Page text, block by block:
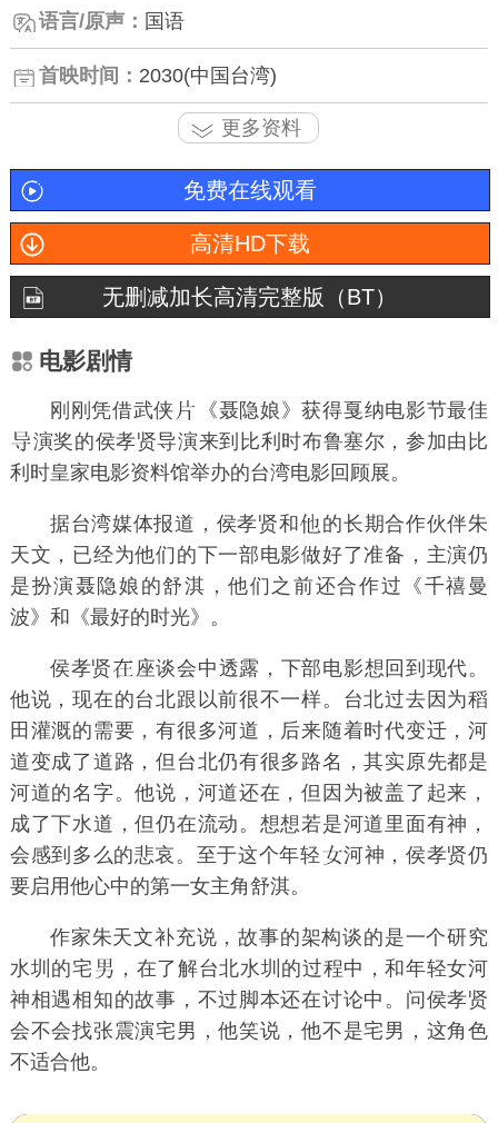
语言/原声： 国语
首映时间： 2030(中国台湾)
更多资料
免费在线观看
高清HD下载
无删减加长高清完整版（BT）
电影剧情
刚刚凭借武侠
《聂隐娘》获得戛纳电影节最佳
演奖的侯孝贤导演来到比利时布鲁塞尔，参加由比
利时皇家电影资料馆举办的台湾电影回顾展。
据台湾媒体报道，侯孝贤和
的长期合作伙伴朱
天文，已经为他们的下一部电影做好了准备，主演仍
是扮演聂隐娘的舒淇，他们之前还合作过《千禧曼
波》和《最好的时光》。
侯孝贤
座谈会中透露，下部电影想回到现代。
他说，现在的台北跟以前很不一样。台北过去因为稻
田灌溉的需要，有很多河道，后来随着时代变迁，河
道变成了道路，但台北仍有很多路名，其实原先都是
河道的名字。他说，河道还在，但因为被盖了起来，
成了下水道，但仍在流动。想想若是河道里面有神，
会感到多么的悲哀。至于这个年轻
河神，侯孝贤仍
要启用他心中的第一女主角舒淇。
作家朱天文补充说，故事的架构谈的是一个研究
水圳的宅
，在了解台北水圳的过程中，和年轻女河
神相遇相知的故事，不过脚本还在讨论中。问侯孝贤
会不会找张震演宅男，他笑说，他不是宅男，这角色
不适合他。